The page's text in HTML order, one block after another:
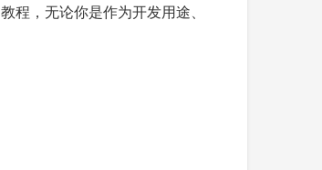
程，无论你是作为开发用途、